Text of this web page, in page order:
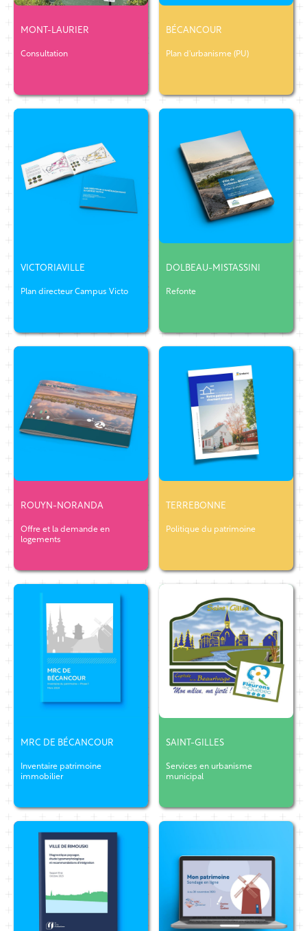
MONT-LAURIER
Consultation
BÉCANCOUR
Plan d'urbanisme (PU)
VICTORIAVILLE
Plan directeur Campus Victo
DOLBEAU-MISTASSINI
Refonte
ROUYN-NORANDA
Offre et la demande en
logements
TERREBONNE
Politique du patrimoine
MRC DE BÉCANCOUR
Inventaire patrimoine
immobilier
SAINT-GILLES
Services en urbanisme
municipal